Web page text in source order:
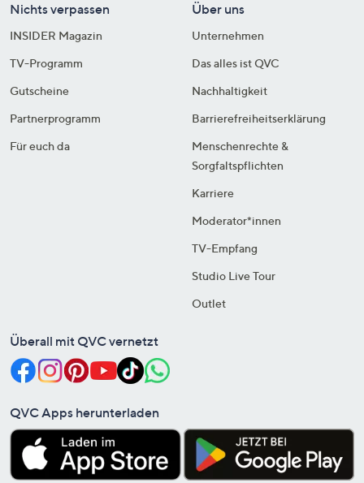
Nichts verpassen
INSIDER Magazin
TV-Programm
Gutscheine
Partnerprogramm
Für euch da
Über uns
Unternehmen
Das alles ist QVC
Nachhaltigkeit
Barrierefreiheitserklärung
Menschenrechte &
Sorgfaltspflichten
Karriere
Moderator*innen
TV-Empfang
Studio Live Tour
Outlet
Überall mit QVC vernetzt
QVC Apps herunterladen